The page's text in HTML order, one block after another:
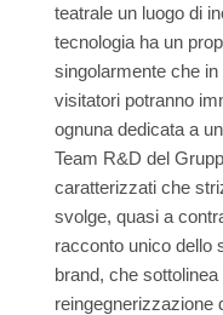
teatrale un luogo di
tecnologia ha un
singolarmente che
visitatori potranno
ognuna dedicata a
Team R&D del
caratterizzati che
svolge, quasi a
racconto unico dello
brand, che
reingegnerizzazione